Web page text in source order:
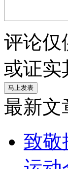
评论仅
或证实
最新文
致敬